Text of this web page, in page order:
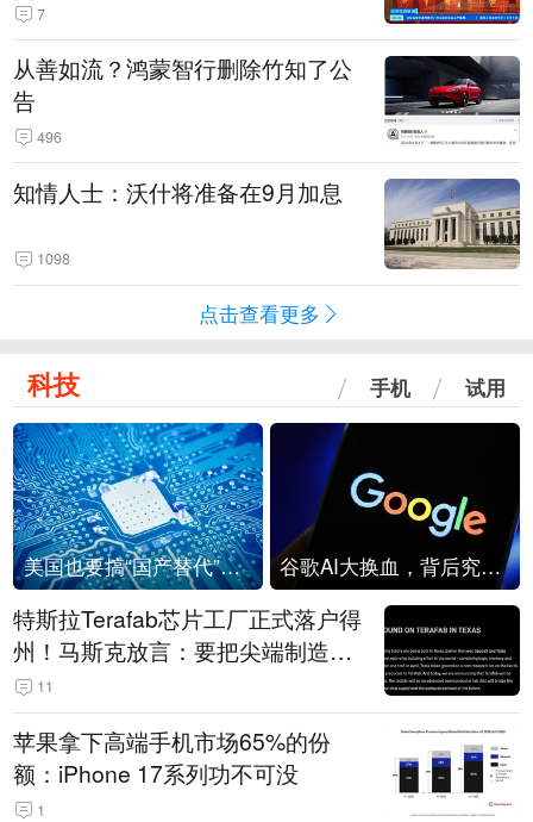
起来可以保值，小批量进一些货”
7
从善如流？鸿蒙智行删除竹知了公
告
496
知情人士：沃什将准备在9月加息
1098
点击查看更多
科技 手机 试用
美国也要搞“国产替代”？先算清三笔账 谷歌AI大换血，背后究竟发生了什么？
特斯拉Terafab芯片工厂正式落户得
州！马斯克放言：要把尖端制造带
回美国
11
苹果拿下高端手机市场65%的份
额：iPhone 17系列功不可没
1